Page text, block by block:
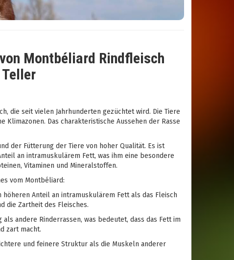
Montbéliard Rindfleisch
die seit vielen Jahrhunderten gezüchtet wird. Die Tiere
Das charakteristische Aussehen der Rasse
der Fütterung der Tiere von hoher Qualität. Es ist
an intramuskulärem Fett, was ihm eine besondere
Vitaminen und Mineralstoffen.
vom Montbéliard:
Anteil an intramuskulärem Fett als das Fleisch
die Zartheit des Fleisches.
andere Rinderrassen, was bedeutet, dass das Fett im
zart macht.
und feinere Struktur als die Muskeln anderer